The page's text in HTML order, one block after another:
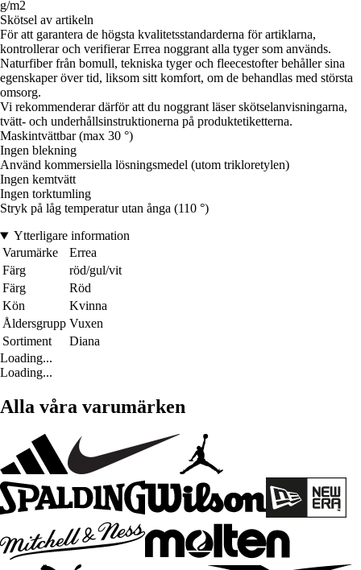
g/m2
Skötsel av artikeln
För att garantera de högsta kvalitetsstandarderna för artiklarna,
kontrollerar och verifierar Errea noggrant alla tyger som används.
Naturfiber från bomull, tekniska tyger och fleecestofter behåller sina
egenskaper över tid, liksom sitt komfort, om de behandlas med största
omsorg.
Vi rekommenderar därför att du noggrant läser skötselanvisningarna,
tvätt- och underhållsinstruktionerna på produktetiketterna.
Maskintvättbar (max 30 °)
Ingen blekning
Använd kommersiella lösningsmedel (utom trikloretylen)
Ingen kemtvätt
Ingen torktumling
Stryk på låg temperatur utan ånga (110 °)
Ytterligare information
Varumärke
Errea
Färg
röd/gul/vit
Färg
Röd
Kön
Kvinna
Åldersgrupp Vuxen
Sortiment
Diana
Loading...
Loading...
Alla våra varumärken